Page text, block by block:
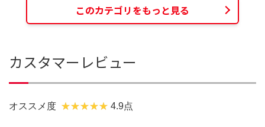
このカテゴリをもっと見る
カスタマーレビュー
オススメ度 4.9点